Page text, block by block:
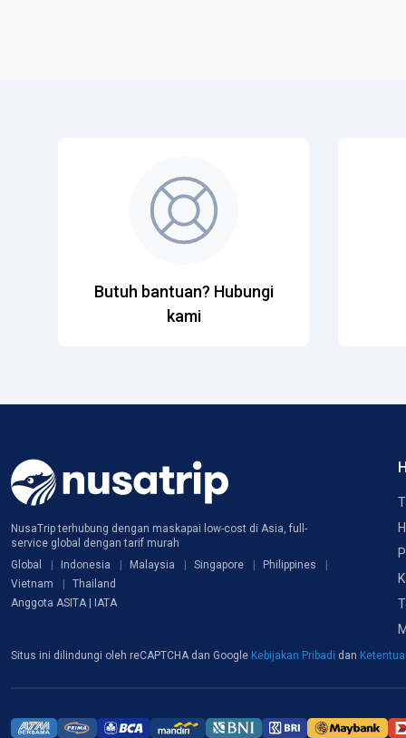
Butuh bantuan? Hubungi
kami
NusaTrip terhubung dengan maskapai low-cost di Asia, full-
service global dengan tarif murah
Global
Indonesia Malaysia Singapore
Philippines
Vietnam
Thailand
Anggota ASITA | IATA
Situs ini dilindungi oleh reCAPTCHA dan Google Kebijakan Pribadi dan